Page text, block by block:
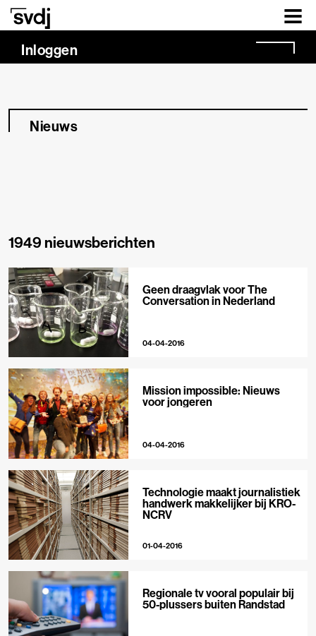
Naar hoofdinhoud
Inloggen
Nieuws
1949 nieuwsberichten
Geen draagvlak voor The
Conversation in Nederland
04-04-2016
Mission impossible: Nieuws
voor jongeren
04-04-2016
Technologie maakt journalistiek
handwerk makkelijker bij KRO-
NCRV
01-04-2016
Regionale tv vooral populair bij
50-plussers buiten Randstad